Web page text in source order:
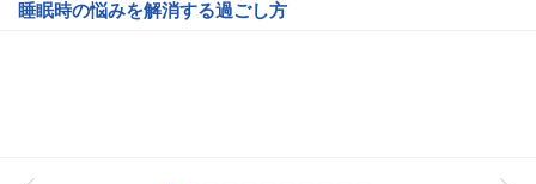
睡眠時の悩みを解消する過ごし方